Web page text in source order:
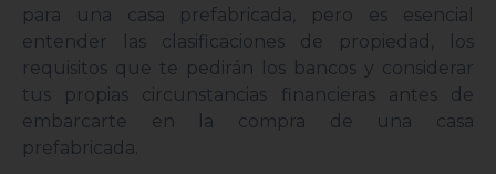
para una casa prefabricada, pero es esencial
entender las clasificaciones de propiedad, los
requisitos que te pedirán los bancos y considerar
tus propias circunstancias financieras antes de
embarcarte en la compra de una casa
prefabricada.